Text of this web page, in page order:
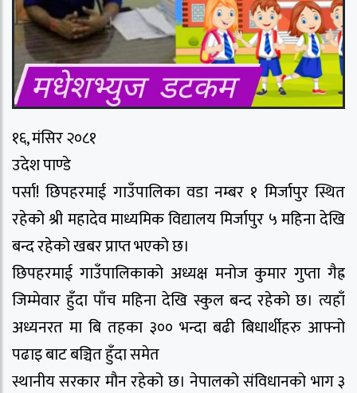
१६, मंसिर २०८१
उदेश पाण्डे
पर्सा! छिपहरमाई गाउँपालिका वडा नम्बर १ मिर्जापुर स्थित
रहेको श्री महादेव माध्यमिक विद्यालय मिर्जापुर ५ महिना देखि
बन्द रहेको खबर प्राप्त भएको छ।
छिपहरमाई गाउँपालिकाको अध्यक्ष मनोज कुमार गुप्ता गैह्र
जिम्मेवार हुँदा पाँच महिना देखि स्कुल बन्द रहेको छ। त्यहाँ
अध्यनरत मा बि तहका ३०० भन्दा बढी बिधार्थीहरु आफ्नो
पढाइ बाट बञ्चित हुँदा समेत
स्थानीय सरकार मौन रहेको छ। नेपालको संविधानको भाग ३